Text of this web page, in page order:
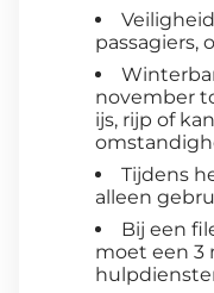
passagiers,
november
ijs, rijp of
Tijdens
alleen
Bij een
moet een 3